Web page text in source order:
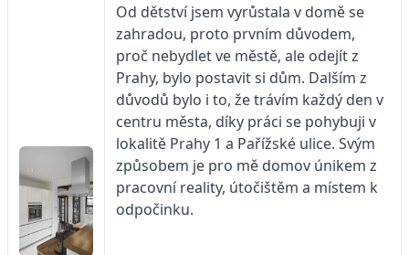
Od dětství jsem vyrůstala v domě se
zahradou, proto prvním důvodem,
proč nebydlet ve městě, ale odejít z
Prahy, bylo postavit si dům. Dalším z
důvodů bylo i to, že trávím každý den v
centru města, díky práci se pohybuji v
lokalitě Prahy 1 a Pařížské ulice. Svým
způsobem je pro mě domov únikem z
pracovní reality, útočištěm a místem k
odpočinku.